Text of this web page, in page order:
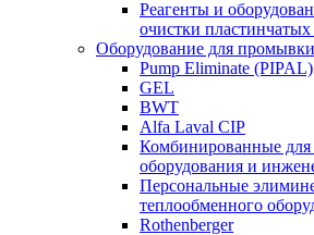
Реагенты и
очистки
Оборудование для
Pump Eliminate (PIPAL)
GEL
BWT
Alfa Laval CIP
Комбинированные для
оборудования и
Персональные
теплообменного
Rothenberger